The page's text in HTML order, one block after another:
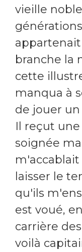
vieille
branche la
cette
manqua à
de jouer un
Il reçut
soignée
laisser le
qu'ils
est voué,
carrière
voilà